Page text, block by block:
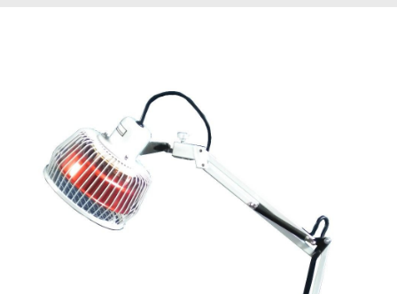
Electroacupuntura
Laserpuntura
Cromoterapia